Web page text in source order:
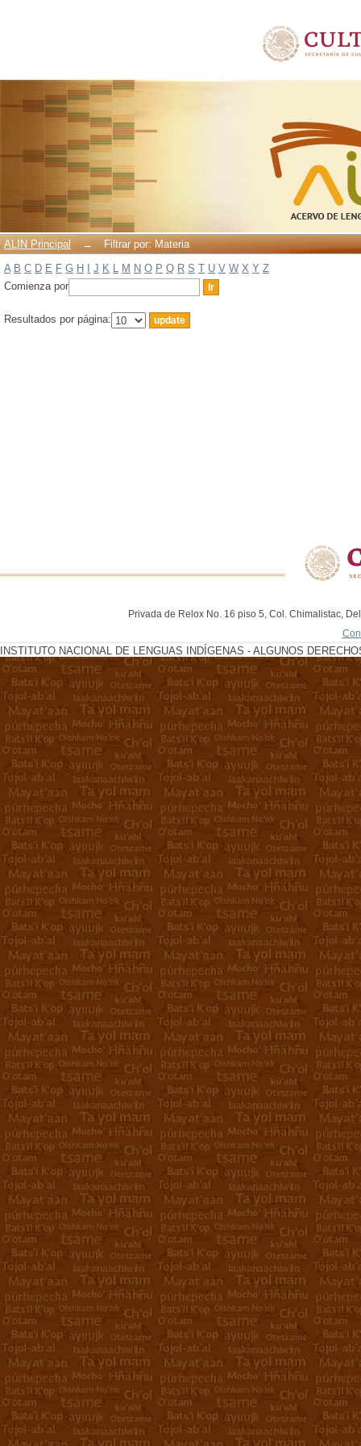
ALIN Principal →
Filtrar por: Materia
A B C D E F G H J K L M N O P Q R S T U V W X Y Z
Comienza por
Resultados por página:
Privada de Relox No. 16 piso 5, Col. Chimalistac,
INSTITUTO NACIONAL DE LENGUAS INDÍGENAS - ALGUNOS